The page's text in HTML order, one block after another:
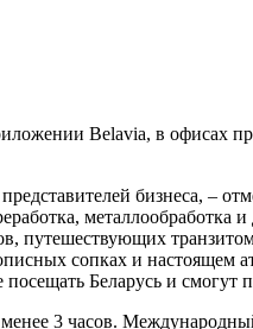
Belavia, в офисах
бизнеса, –
путешествующих
сопках и настоящем
Беларусь и смогут
3 часов.